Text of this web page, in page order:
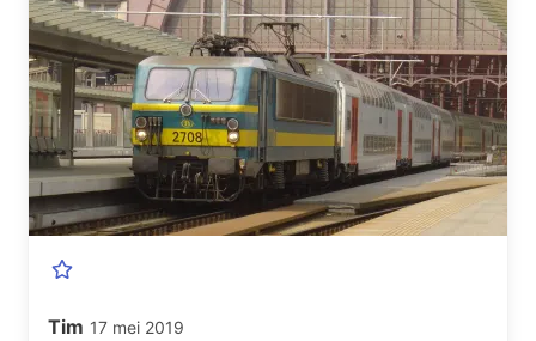
Tim 17 mei 2019